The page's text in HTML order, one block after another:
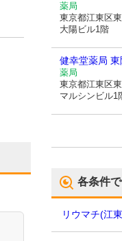
薬局
東京都江東区
大陽ビル1階
健幸堂薬局
薬局
東京都江東区
マルシンビル1
各条件
リウマチ(江